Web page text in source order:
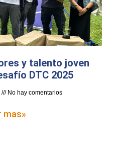
y talento joven
DTC 2025
No hay comentarios
mas»